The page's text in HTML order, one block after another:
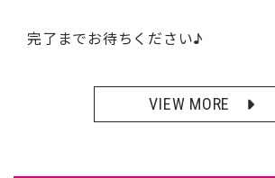
完了までお待ちください♪
VIEW MORE